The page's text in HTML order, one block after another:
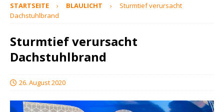
STARTSEITE BLAULICHT
Sturmtief verursacht
Dachstuhlbrand
Sturmtief verursacht
Dachstuhlbrand
26. August 2020